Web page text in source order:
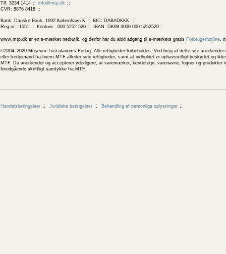
Tlf. 3234 1414
info@mtp.dk
CVR: 8876 8418
Bank: Danske Bank, 1092 København K
BIC: DABADKKK
Reg.nr.: 1551
Kontonr.: 000 5252 520 IBAN: DK98 3000 000 5252520
www.mtp.dk er en e-mærket netbutik, og derfor har du altid adgang til e-mærkets gratis Forbrugerhotline,
©2004–2020 Museum Tusculanums Forlag. Alle rettigheder forbeholdes. Ved brug af dette site
eller tredjemand fra hvem MTF afleder sine rettigheder, samt at indholdet er ophavsretligt beskyttet og
MTF. Du anerkender og accepterer yderligere, at varemærker, kendetegn, varenavne, logoer og
forudgående skriftligt samtykke fra MTF.
Handelsbetingelser Juridiske betingelser Behandling af personlige oplysninger